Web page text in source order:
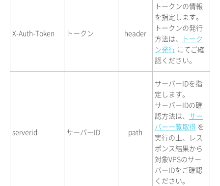
X-Auth-Token トークン header
トークンの情報
を指定します。
トークンの発行
方法は、
トーク
ン発行 にてご確
認ください。
serverid サーバーID path
サーバーIDを指
定します。
サーバーIDの確
認方法は、 サー
バー一覧取得 を
実行の上、レス
ポンス結果から
対象VPSのサー
バーIDをご確認
ください。